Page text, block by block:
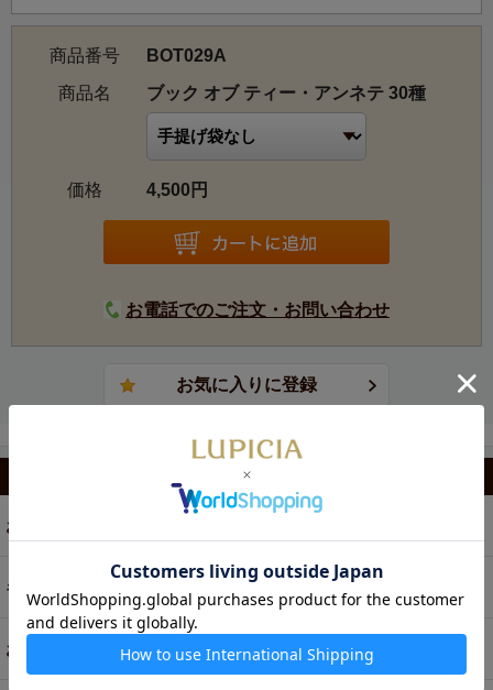
1913）が英文で記した日本文化の啓蒙書であり、世界的な
【お茶ラインアップ】
4400 NILGIRI, BOP
5062 CEYLON KANDY, BOP
5110 LA BELLE EPOQUE
5151 毎日の紅茶 ダージリンブレンド
5201 EARL GREY
5243 ALPHONSO MANGO＜季節限定のお茶＞
5263 SWEET ORANGE
5615 WHITE SANGRIA
5655 ハニーレモネード
8003 深蒸し煎茶「祭」
8255 あまなつ烏龍＜季節限定のお茶＞
8284 白桃煎茶
8287 パッションフルーツ烏龍＜季節限定のお茶＞
商品番号
BOT029A
商品名
ブック オブ ティー・アンネテ 30種
価格 4,500円
お電話でのご注文・お問い合わせ
お茶
ギフト
お菓子・食品・飲料